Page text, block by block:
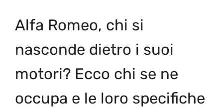
Alfa Romeo, chi si
nasconde dietro i suoi
motori? Ecco chi se ne
occupa e le loro specifiche